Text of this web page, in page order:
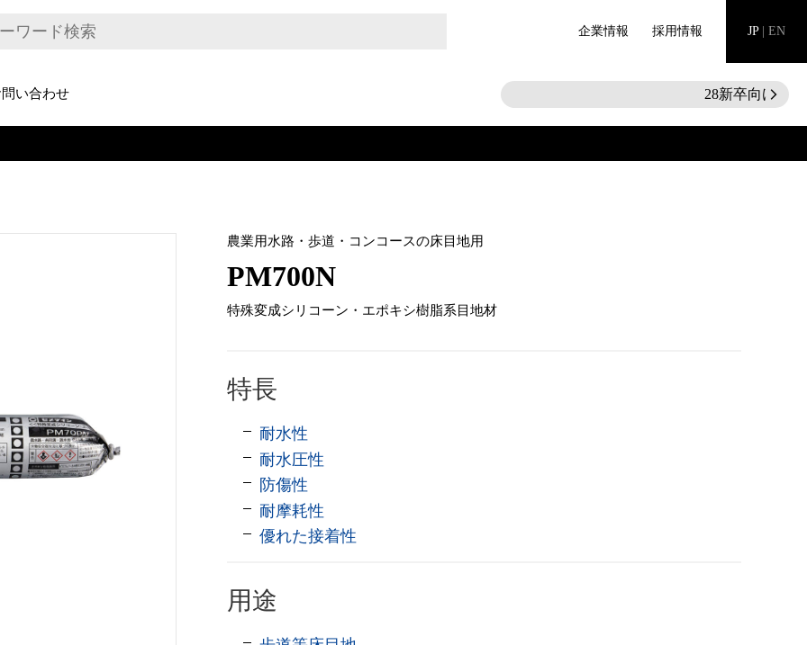
企業情報 採用情報 JP EN
い合わせ 28新卒向けイン
arrow_forward_ios
農業用水路・歩道・コンコースの床目地用
PM700N
特殊変成シリコーン・エポキシ樹脂系目地材
特長
耐水性
耐水圧性
防傷性
耐摩耗性
優れた接着性
用途